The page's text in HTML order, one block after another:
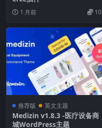
1 月前 10
推荐版 英文主题
Medizin v1.8.3 -医疗设备商
城WordPress主题